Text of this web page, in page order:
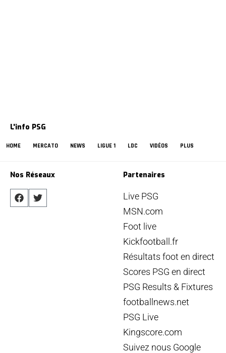
L'info PSG
HOME MERCATO NEWS LIGUE 1 LDC VIDÉOS PLUS
Nos Réseaux Partenaires
Live PSG
MSN.com
Foot live
Kickfootball.fr
Résultats foot en direct
Scores PSG en direct
PSG Results & Fixtures
footballnews.net
PSG Live
Kingscore.com
Suivez nous Google